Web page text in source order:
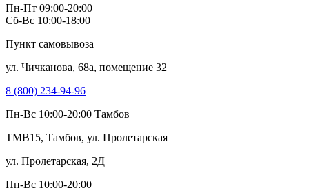
Пн-Пт 09:00-20:00
Сб-Вс 10:00-18:00
Пункт самовывоза
ул. Чичканова, 68а, помещение 32
8 (800) 234-94-96
Пн-Вс 10:00-20:00 Тамбов
TMB15, Тамбов, ул. Пролетарская
ул. Пролетарская, 2Д
Пн-Вс 10:00-20:00